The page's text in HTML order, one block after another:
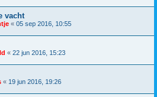
vacht
« 05 sep 2016, 10:55
« 22 jun 2016, 15:23
« 19 jun 2016, 19:26